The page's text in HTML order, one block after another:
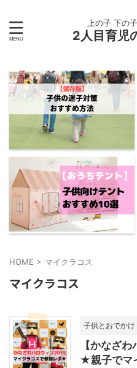
上の子 下の
2人目育児
HOME > マイクラコス
マイクラコス
子供とおでかけ
【かなざ
★親子でマ